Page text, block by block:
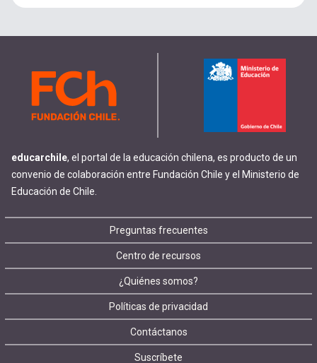
educarchile, el portal de la educación chilena, es producto de un
convenio de colaboración entre Fundación Chile y el Ministerio de
Educación de Chile.
Footer
menu
Preguntas frecuentes
Centro de recursos
¿Quiénes somos?
Políticas de privacidad
Contáctanos
Suscríbete